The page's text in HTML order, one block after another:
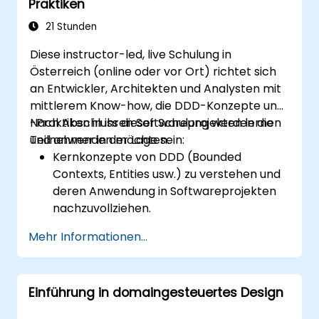
Praktiken
21 Stunden
Diese instructor-led, live Schulung in
Österreich (online oder vor Ort) richtet sich
an Entwickler, Architekten und Analysten mit
mittlerem Know-how, die DDD-Konzepte und
-Praktiken in ihren Softwareprojekten lernen
und anwenden möchten.
Nach Abschluss dieser Schulung werden die
Teilnehmer in der Lage sein:
Kernkonzepte von DDD (Bounded
Contexts, Entities usw.) zu verstehen und
deren Anwendung in Softwareprojekten
nachzuvollziehen.
Domänenmodell zu definieren und zu
designen, Subdomains zu identifizieren
und Grenzen festzulegen.
Taktisches DDD mit Mustern wie CQRS,
Mehr Informationen...
Einführung in domaingesteuertes Design